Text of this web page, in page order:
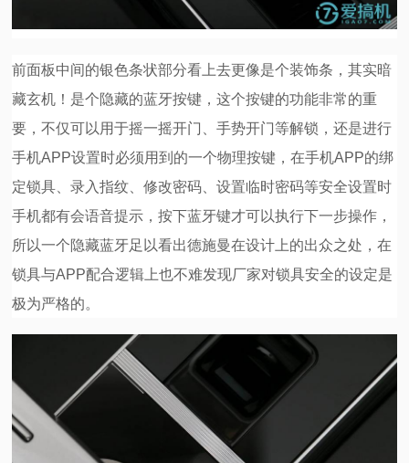
前面板中间的银色条状部分看上去更像是个装饰条，其实暗
藏玄机！是个隐藏的蓝牙按键，这个按键的功能非常的重
要，不仅可以用于摇一摇开门、手势开门等解锁，还是进行
手机APP设置时必须用到的一个物理按键，在手机APP的绑
定锁具、录入指纹、修改密码、设置临时密码等安全设置时
手机都有会语音提示，按下蓝牙键才可以执行下一步操作，
所以一个隐藏蓝牙足以看出德施曼在设计上的出众之处，在
锁具与APP配合逻辑上也不难发现厂家对锁具安全的设定是
极为严格的。